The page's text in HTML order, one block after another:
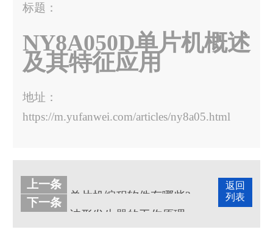
标题：
NY8A050D单片机概述
及其特征应用
地址：
https://m.yufanwei.com/articles/ny8a05.html
返回
列表
上一条
单片机编程软件有哪些?
下一条
波形发生器的工作原理